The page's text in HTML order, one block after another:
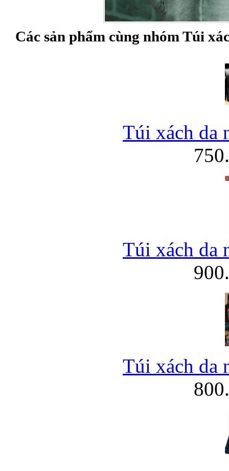
Các sản phẩm cùng nhóm Túi
Túi xách da
Túi xách da
Túi xách da